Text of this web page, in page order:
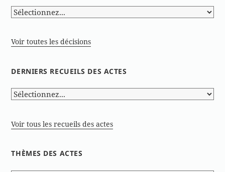
Voir toutes les décisions
DERNIERS RECUEILS DES ACTES
Voir tous les recueils des actes
THÈMES DES ACTES